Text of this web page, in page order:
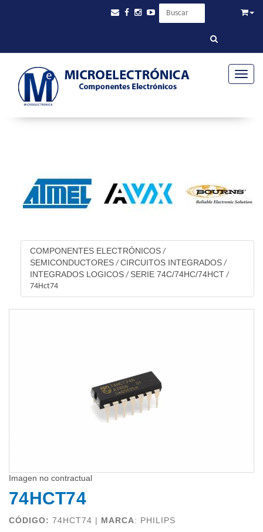
COMPONENTES ELECTRÓNICOS /
SEMICONDUCTORES / CIRCUITOS INTEGRADOS /
INTEGRADOS LOGICOS / SERIE 74C/74HC/74HCT /
74Hct74
Imagen no contractual
74HCT74
CÓDIGO: 74HCT74 | MARCA: PHILIPS